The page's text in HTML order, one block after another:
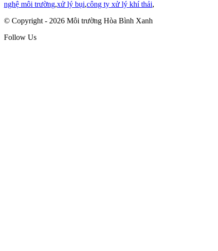
nghệ môi trường,xử lý bụi,công ty xử lý khí thải,
© Copyright - 2026 Môi trường Hòa Bình Xanh
Follow Us